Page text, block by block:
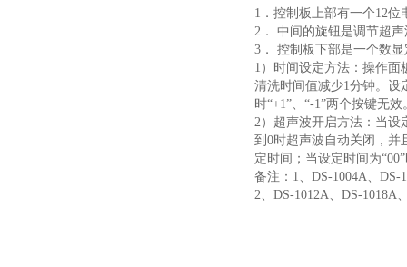
1．控制板上部有一个12
2． 中间的旋钮是调节超
3． 控制板下部是一个数
1）时间设定方法：操作面
清洗时间值减少1分钟。设
时“+1”、“-1”两个按键无效
2）超声波开启方法：当设
到0时超声波自动关闭，并
定时间；当设定时间为
备注：1、DS-1004A、
2、DS-1012A、DS-1018A